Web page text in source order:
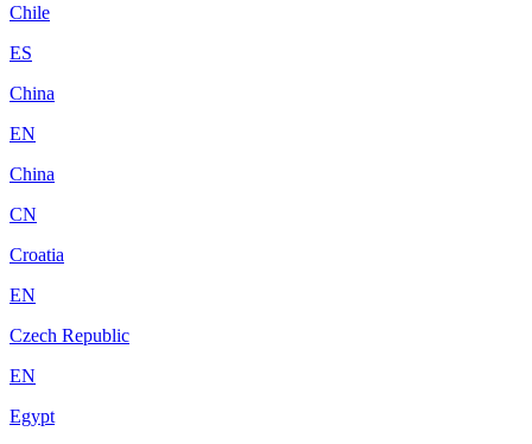
Chile
ES
China
EN
China
CN
Croatia
EN
Czech Republic
EN
Egypt